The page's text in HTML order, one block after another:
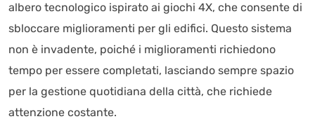
albero tecnologico ispirato ai giochi 4X, che consente di
sbloccare miglioramenti per gli edifici. Questo sistema
non è invadente, poiché i miglioramenti richiedono
tempo per essere completati, lasciando sempre spazio
per la gestione quotidiana della città, che richiede
attenzione costante.